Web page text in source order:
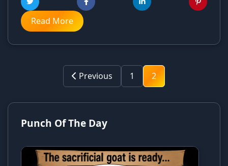
Read More
Previous 1 2
Punch Of The Day